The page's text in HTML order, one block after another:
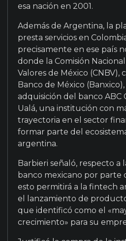
esa nación en 2001.
Además de Argentina, la
presta servicios en
precisamente en ese país
donde la Comisión
Valores de México (CNBV),
Banco de México
adquisición del banco ABC
Ualá, una institución con
trayectoria en el sector
formar parte del
argentina.
Barbieri señaló, respecto a
banco mexicano por parte
esto permitirá a la fintech
el lanzamiento de
que identificó como el
crecimiento» para su